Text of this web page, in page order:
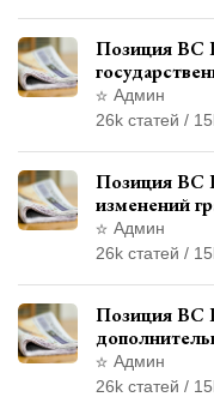
Позиция ВС
Админ
26k статей /
Позиция ВС
изменений
лесного фонда
Админ
26k статей /
Позиция ВС
адвоката в
Админ
26k статей /